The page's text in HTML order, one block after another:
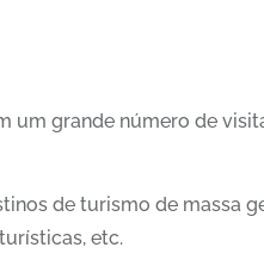
um grande número de
de turismo de massa
etc.